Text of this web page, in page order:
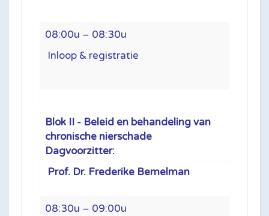
08:00u – 08:30u
Inloop & registratie
Blok II - Beleid en behandeling van
chronische nierschade
Dagvoorzitter:
Prof. Dr. Frederike Bemelman
08:30u – 09:00u